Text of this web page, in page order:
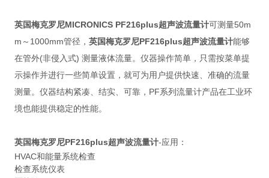
英国梅克罗尼MICRONICSPF216plus超声波流量计可测量50m
m～1000mm管径， 英国梅克罗尼PF216plus超声波流量计能够
在管外(非侵入式) 测量液体流量。仪器操作简单，只需按菜单提
示操作并进行一些简单设置，就可为用户提供快速、准确的流量
测量。仪器结构紧凑、结实、可靠，PF系列流量计产品在工业环
境也能提供稳定的性能。
英国梅克罗尼PF216plus超声波流量计-应用：
HVAC和能量系统检查
检查系统仪表